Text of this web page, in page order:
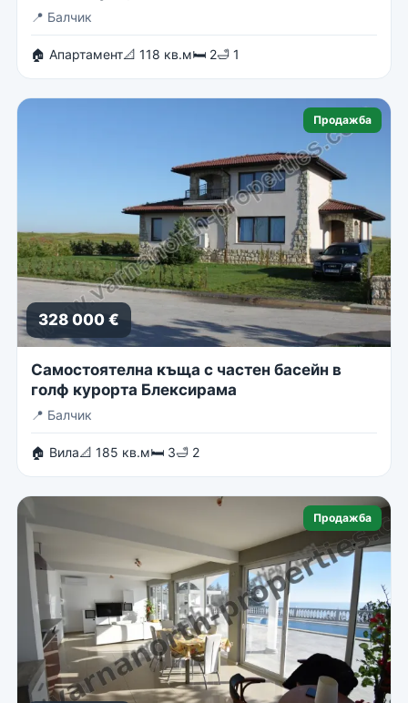
📍 Балчик
🏠 Апартамент📐 118 кв.м🛏 2🛁 1
Продажба
328 000 €
Самостоятелна къща с частен басейн в
голф курорта Блексирама
📍 Балчик
🏠 Вила📐 185 кв.м🛏 3🛁 2
Продажба